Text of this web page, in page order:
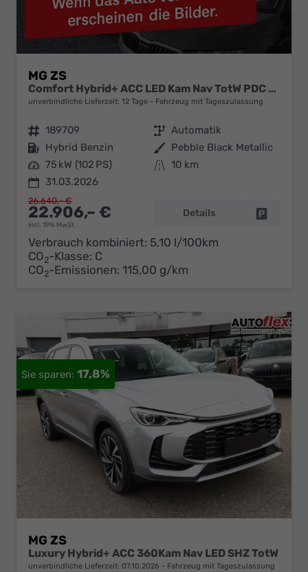
MG ZS
Comfort Hybrid+ ACC LED Kam Nav TotW PDC 17Z
unverbindliche Lieferzeit: 12 Tage Fahrzeug mit Tageszulassung
Fahrzeugnr. 189709 Getriebe Automatik
Kraftstoff Hybrid Benzin Außenfarbe Pebble Black Metallic
Leistung 75 kW (102 PS) Kilometerstand 10 km
31.03.2026
22.906,– €
incl. 19% MwSt.
26.640,– €
Details
Verbrauch kombiniert: 5,10 l/100km
CO2-Klasse: C
CO2-Emissionen: 115,00 g/km
17,8%
MG ZS
Luxury Hybrid+ ACC 360Kam Nav LED SHZ TotW
unverbindliche Lieferzeit: 07.10.2026 Fahrzeug mit Tageszulassung